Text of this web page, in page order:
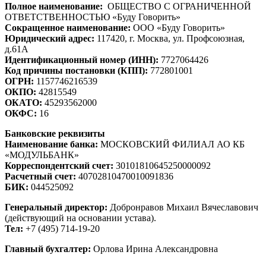
Полное наименование: ОБЩЕСТВО С ОГРАНИЧЕННОЙ
ОТВЕТСТВЕННОСТЬЮ «Буду Говорить»
Сокращенное наименование: ООО «Буду Говорить»
Юридический адрес: 117420, г. Москва, ул. Профсоюзная,
д.61А
Идентификационный номер (ИНН): 7727064426
Код причины постановки (КПП): 772801001
ОГРН: 1157746216539
ОКПО: 42815549
ОКАТО: 45293562000
ОКФС: 16
Банковские реквизиты
Наименование банка: МОСКОВСКИЙ ФИЛИАЛ АО КБ
«МОДУЛЬБАНК»
Корреспондентский счет: 30101810645250000092
Расчетный счет: 40702810470010091836
БИК: 044525092
Генеральный директор: Добронравов Михаил Вячеславович
(действующий на основании устава).
Тел: +7 (495) 714-19-20
Главный бухгалтер: Орлова Ирина Александровна